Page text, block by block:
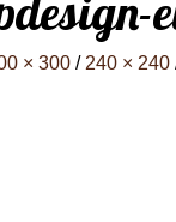
× 300 / 240 × 240